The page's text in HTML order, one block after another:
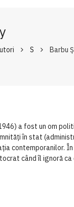
S Barbu
a fost un om
în stat
contemporanilor.
când îl ignoră ca